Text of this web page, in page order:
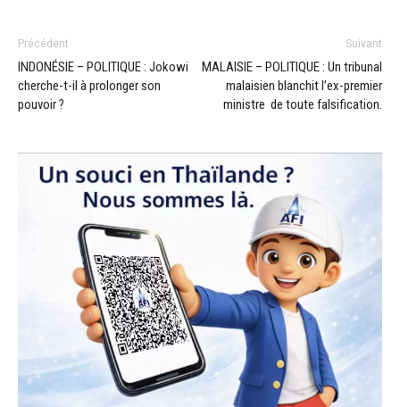
Précédent
INDONÉSIE – POLITIQUE : Jokowi
cherche-t-il à prolonger son
pouvoir ?
Suivant
MALAISIE – POLITIQUE : Un tribunal
malaisien blanchit l’ex-premier
ministre de toute falsification.